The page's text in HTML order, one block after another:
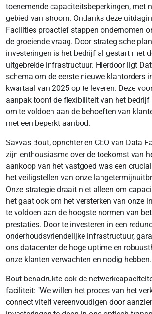
toenemende capaciteitsbeperkingen, met
gebied van stroom. Ondanks deze
Facilities proactief stappen ondernomen
de groeiende vraag. Door strategische
investeringen is het bedrijf al gestart met
uitgebreide infrastructuur. Hierdoor ligt
schema om de eerste nieuwe klantorders
kwartaal van 2025 op te leveren. Deze
aanpak toont de flexibiliteit van het bedrijf
om te voldoen aan de behoeften van
met een beperkt aanbod.
Savvas Bout, oprichter en CEO van Data
zijn enthousiasme over de toekomst van
aankoop van het vastgoed was een
het veiligstellen van onze
Onze strategie draait niet alleen om
het gaat ook om het versterken van onze
te voldoen aan de hoogste normen van
prestaties. Door te investeren in een
onderhoudsvriendelijke infrastructuur,
ons datacenter de hoge uptime en
onze klanten verwachten en nodig
Bout benadrukte ook de
faciliteit: "We willen het proces van het
connectiviteit vereenvoudigen door